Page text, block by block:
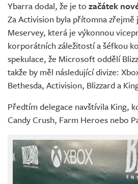
Ybarra dodal, že je to začátek
Za Activision byla přítomna zřejmě
Meservey, která je výkonnou
korporátních záležitostí a šéfkou
spekulace, že Microsoft oddělí
takže by měl následující divize:
Bethesda, Activision, Blizzard a
Předtím delegace navštívila King,
Candy Crush, Farm Heroes nebo